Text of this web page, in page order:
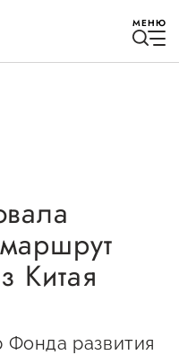
МЕНЮ
Китая
Фонда развития